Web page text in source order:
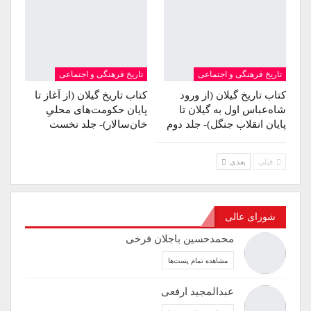
تاریخ فرهنگی و اجتماعی
کتاب تاریخ گیلان (از ورود
شاه‌عباس اول به گیلان تا
پایان انقلاب جنگل)- جلد دوم
تاریخ فرهنگی و اجتماعی
کتاب تاریخ گیلان (از آغاز تا
پایان حکومت‌های محلیِ
خان‌سالار)- جلد نخست
قبلی بعدی
شورای عالی
محمدحسین باجلان فرخی
مشاهده تمام پست‌ها
عبدالمجید ارفعی